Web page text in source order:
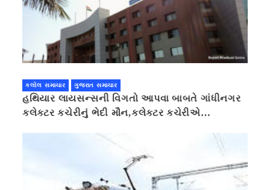
કલોલ સમાચાર ગુજરાત સમાચાર
હથિયાર લાયસન્સની વિગતો આપવા બાબતે ગાંધીનગર
કલેક્ટર કચેરીનું ભેદી મૌન,કલેક્ટર કચેરીએ